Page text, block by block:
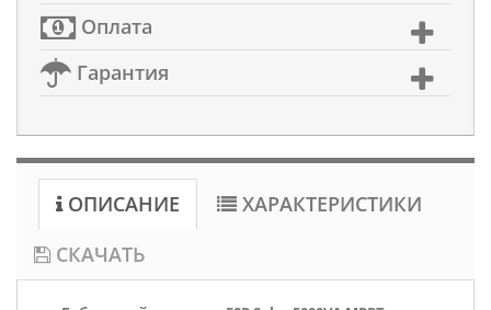
Оплата
Гарантия
ОПИСАНИЕ
ХАРАКТЕРИСТИКИ
СКАЧАТЬ